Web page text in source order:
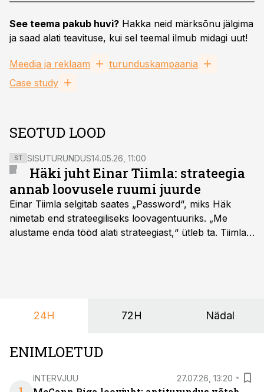
See teema pakub huvi? Hakka neid märksõnu jälgima
ja saad alati teavituse, kui sel teemal ilmub midagi uut!
Meedia ja reklaam
turunduskampaania
Case study
SEOTUD LOOD
ST SISUTURUNDUS14.05.26, 11:00
Häki juht Einar Tiimla: strateegia
annab loovusele ruumi juurde
Einar Tiimla selgitab saates „Password“, miks Häk
nimetab end strateegiliseks loovagentuuriks. „Me
alustame enda tööd alati strateegiast,“ ütleb ta. Tiimla
24H 72H Nädal
ENIMLOETUD
INTERVJUU 27.07.26, 13:20